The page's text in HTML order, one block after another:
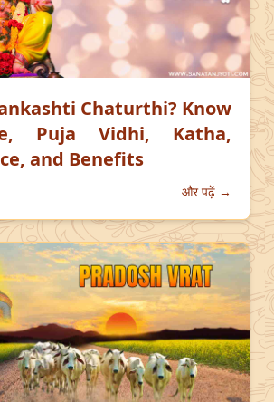
Chaturthi? Know
Puja Vidhi, Katha,
and Benefits
और पढ़ें →